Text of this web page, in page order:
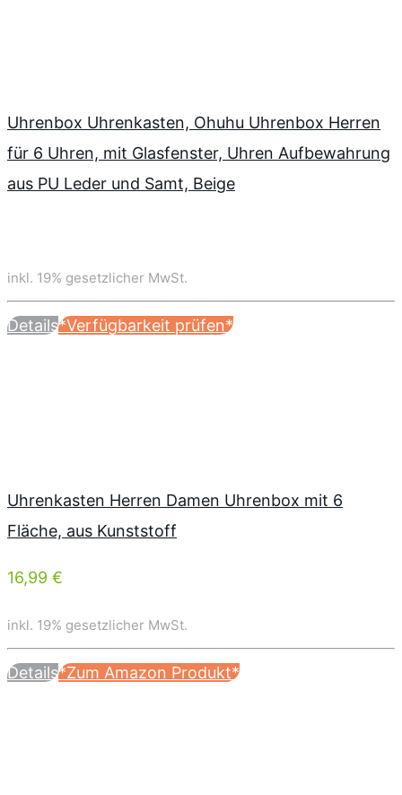
Uhrenbox Uhrenkasten, Ohuhu Uhrenbox Herren
für 6 Uhren, mit Glasfenster, Uhren Aufbewahrung
aus PU Leder und Samt, Beige
inkl. 19% gesetzlicher MwSt.
Details*Verfügbarkeit prüfen*
Uhrenkasten Herren Damen Uhrenbox mit 6
Fläche, aus Kunststoff
16,99 €
inkl. 19% gesetzlicher MwSt.
Details*Zum Amazon Produkt*